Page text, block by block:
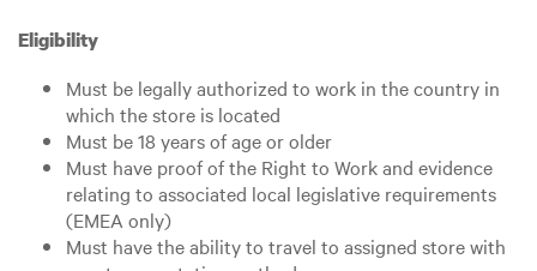
Eligibility
Must be legally authorized to work in the country in
which the store is located
Must be 18 years of age or older
Must have proof of the Right to Work and evidence
relating to associated local legislative requirements
(EMEA only)
Must have the ability to travel to assigned store with